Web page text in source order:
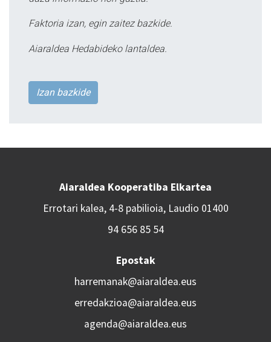
Faktoria izan, egin zaitez bazkide.
Aiaraldea Hedabideko lantaldea.
Izan bazkide
Aiaraldea Kooperatiba Elkartea
Errotari kalea, 4-8 pabilioia, Laudio 01400
94 656 85 54
Epostak
harremanak@aiaraldea.eus
erredakzioa@aiaraldea.eus
agenda@aiaraldea.eus